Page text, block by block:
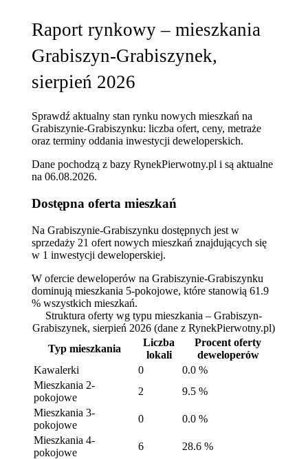
Raport rynkowy – mieszkania
Grabiszyn-Grabiszynek,
sierpień 2026
Sprawdź aktualny stan rynku nowych mieszkań na
Grabiszynie-Grabiszynku: liczba ofert, ceny, metraże
oraz terminy oddania inwestycji deweloperskich.
Dane pochodzą z bazy RynekPierwotny.pl i są aktualne
na06.08.2026.
Dostępna oferta mieszkań
Na Grabiszynie-Grabiszynku dostępnych jest w
sprzedaży 21 ofert nowych mieszkań znajdujących się
w 1 inwestycji deweloperskiej.
W ofercie deweloperów na Grabiszynie-Grabiszynku
dominują mieszkania 5-pokojowe, które stanowią 61.9
% wszystkich mieszkań.
Struktura oferty wg typu mieszkania – Grabiszyn-
Grabiszynek, sierpień 2026 (dane z RynekPierwotny.pl)
Typ mieszkania
Liczba
lokali
Procent oferty
deweloperów
Kawalerki
0
0.0 %
Mieszkania 2-
pokojowe
2
9.5 %
Mieszkania 3-
pokojowe
0
0.0 %
Mieszkania 4-
pokojowe
6
28.6 %